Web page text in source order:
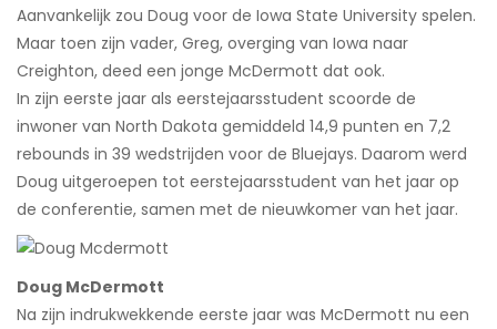
Aanvankelijk zou Doug voor de Iowa State University spelen.
Maar toen zijn vader, Greg, overging van Iowa naar
Creighton, deed een jonge McDermott dat ook.
In zijn eerste jaar als eerstejaarsstudent scoorde de
inwoner van North Dakota gemiddeld 14,9 punten en 7,2
rebounds in 39 wedstrijden voor de Bluejays. Daarom werd
Doug uitgeroepen tot eerstejaarsstudent van het jaar op
de conferentie, samen met de nieuwkomer van het jaar.
Doug McDermott
Na zijn indrukwekkende eerste jaar was McDermott nu een